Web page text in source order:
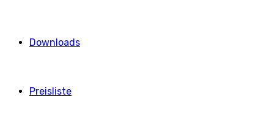
Downloads
Preisliste